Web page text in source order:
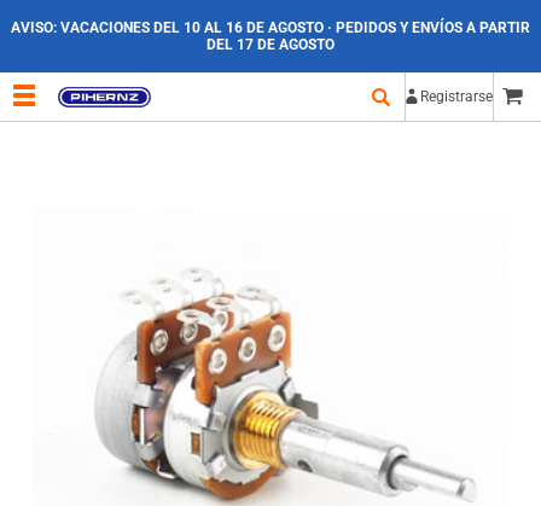
AVISO: VACACIONES DEL 10 AL 16 DE AGOSTO · PEDIDOS Y ENVÍOS A PARTIR
DEL 17 DE AGOSTO
Registrarse